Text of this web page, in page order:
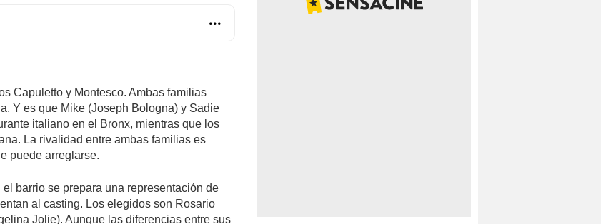
Capuletto y Montesco. Ambas familias
Y es que Mike (Joseph Bologna) y Sadie
italiano en el Bronx, mientras que los
La rivalidad entre ambas familias es
puede arreglarse.
barrio se prepara una representación de
al casting. Los elegidos son Rosario
Jolie). Aunque las diferencias entre sus